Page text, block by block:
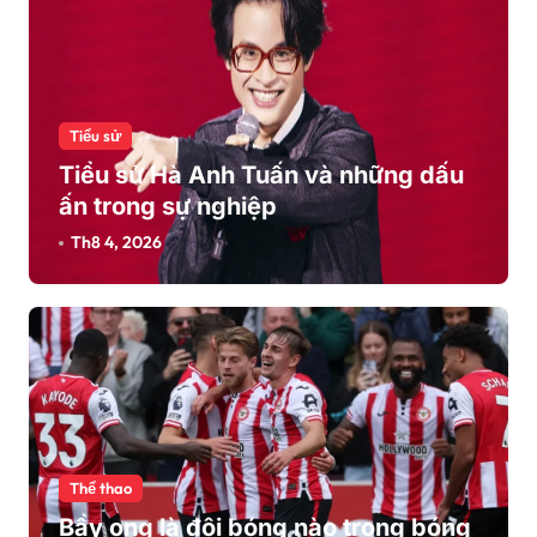
Tiểu sử
Tiểu sử Hà Anh Tuấn và những dấu
ấn trong sự nghiệp
Th8 4, 2026
Thể thao
Bầy ong là đội bóng nào trong bóng